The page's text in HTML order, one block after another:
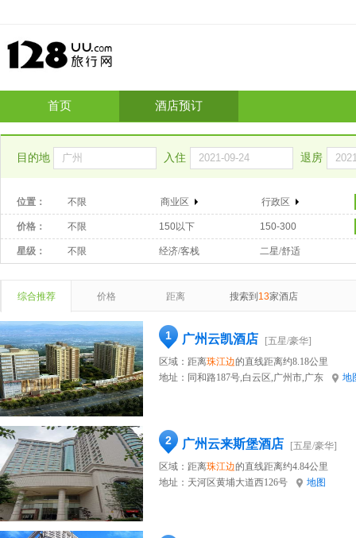
首页 酒店预订
目的地 入住 退房
位置： 不限 商业区 行政区
价格： 不限 150以下 150-300
星级： 不限 经济/客栈 二星/舒适
综合推荐 价格 距离 搜索到 13家酒店
1 广州云凯酒店
[五星/豪华]
区域：距离珠江边的直线距离约8.18公里
地址： 同和路187号,白云区,广州市,广东 地
2 广州云来斯堡酒店
[五星/豪华]
区域：距离珠江边的直线距离约4.84公里
地址： 天河区黄埔大道西126号 地图